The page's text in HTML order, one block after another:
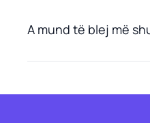
A mund të blej më